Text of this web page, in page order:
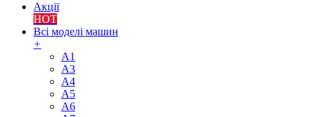
Акції
HOT
Всі моделі машин
+
A1
A3
A4
A5
A6